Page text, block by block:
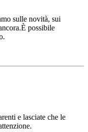
sulle novità, sui
possibile
e lasciate che le